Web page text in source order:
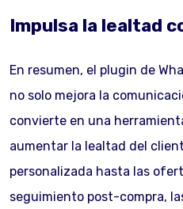
Impulsa la lealtad
En resumen, el plugin de
no solo mejora la
convierte en una
aumentar la lealtad del
personalizada hasta las
seguimiento post-compra,